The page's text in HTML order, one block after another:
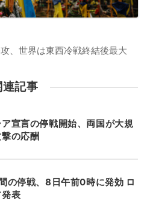
、世界は東西冷戦終結後最大
連記事
ア宣言の停戦開始、両国が大規
の応酬
の停戦、8日午前0時に発効 ロ
表